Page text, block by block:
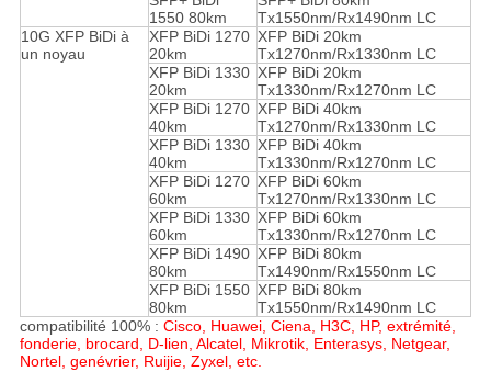
1550 80km
Tx1550nm/Rx1490nm LC
10G XFP BiDi à
un noyau
XFP BiDi 1270
20km
XFP BiDi 20km
Tx1270nm/Rx1330nm LC
XFP BiDi 1330
20km
XFP BiDi 20km
Tx1330nm/Rx1270nm LC
XFP BiDi 1270
40km
XFP BiDi 40km
Tx1270nm/Rx1330nm LC
XFP BiDi 1330
40km
XFP BiDi 40km
Tx1330nm/Rx1270nm LC
XFP BiDi 1270
60km
XFP BiDi 60km
Tx1270nm/Rx1330nm LC
XFP BiDi 1330
60km
XFP BiDi 60km
Tx1330nm/Rx1270nm LC
XFP BiDi 1490
80km
XFP BiDi 80km
Tx1490nm/Rx1550nm LC
XFP BiDi 1550
80km
XFP BiDi 80km
Tx1550nm/Rx1490nm LC
compatibilité 100% : Cisco, Huawei, Ciena, H3C, HP, extrémité,
fonderie, brocard, D-lien, Alcatel, Mikrotik, Enterasys, Netgear,
Nortel, genévrier, Ruijie, Zyxel, etc.